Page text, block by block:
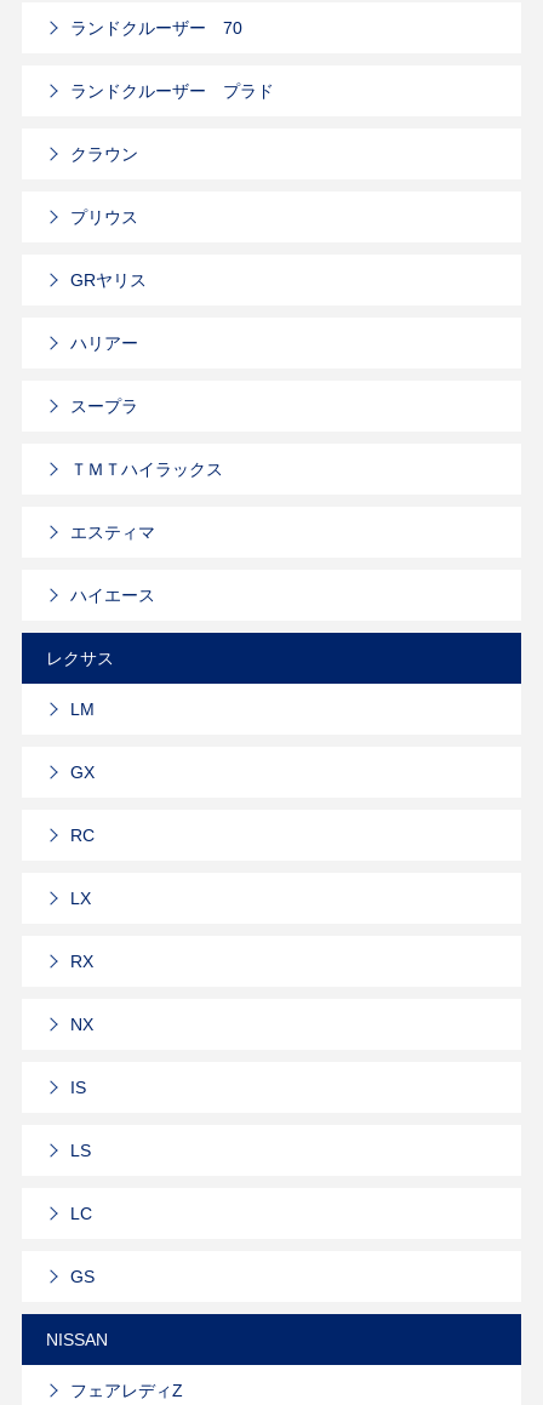
ランドクルーザー 70
ランドクルーザー プラド
クラウン
プリウス
GRヤリス
ハリアー
スープラ
ＴＭＴハイラックス
エスティマ
ハイエース
レクサス
LM
GX
RC
LX
RX
NX
IS
LS
LC
GS
NISSAN
フェアレディZ